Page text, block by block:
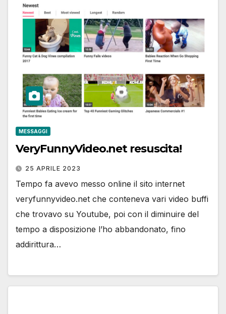
MESSAGGI
VeryFunnyVideo.net resuscita!
25 APRILE 2023
Tempo fa avevo messo online il sito internet
veryfunnyvideo.net che conteneva vari video buffi
che trovavo su Youtube, poi con il diminuire del
tempo a disposizione l’ho abbandonato, fino
addirittura…